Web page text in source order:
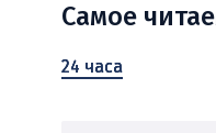
Самое
24 часа